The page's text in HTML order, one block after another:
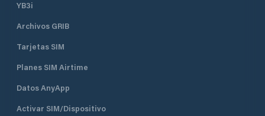
YB3i
Archivos GRIB
Tarjetas SIM
Planes SIM Airtime
Datos AnyApp
Activar SIM/Dispositivo